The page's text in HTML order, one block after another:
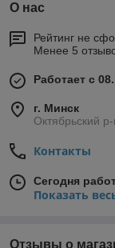
О нас
Рейтинг не
Менее 5
Работает с
г. Минск
Октябрьский
Контакты
Сегодня
Показать
Отзывы о